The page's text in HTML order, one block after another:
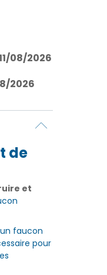
08/2026
2026
de
et
faucon
pour